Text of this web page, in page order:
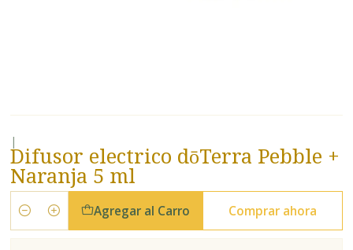
|
Difusor electrico dōTerra Pebble +
Naranja 5 ml
Cantidad
Agregar al Carro Comprar ahora